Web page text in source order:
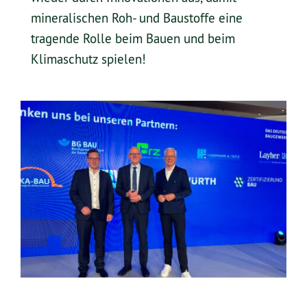
mineralischen Roh- und Baustoffe eine
tragende Rolle beim Bauen und beim
Klimaschutz spielen!